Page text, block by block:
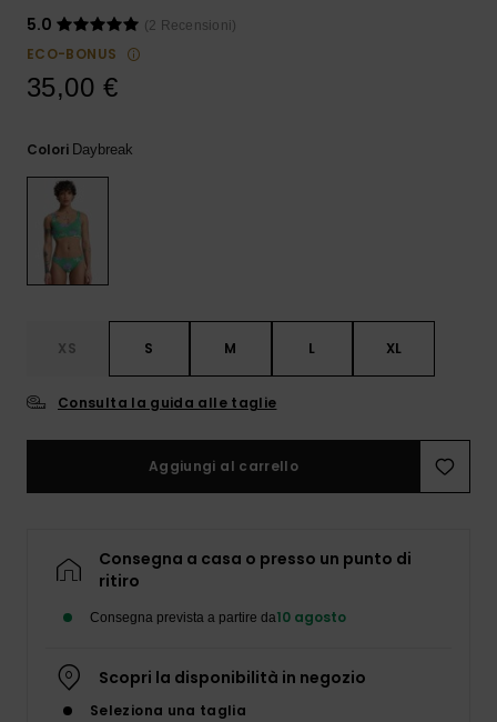
domande più
5.0 (2 Recensioni)
ECO-BONUS
35,00 €
Colori Daybreak
XS S M L XL
Consulta la guida alle taglie
Aggiungi al carrello
Consegna a casa o presso un punto di
ritiro
Consegna prevista a partire da10 agosto
Scopri la disponibilità in negozio
Seleziona una taglia